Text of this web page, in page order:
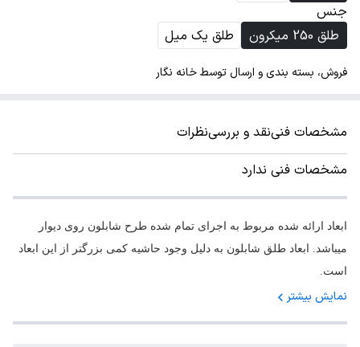
جنس
طلق 250 میکرون
طلق یک میل
فروش، بسته بندی و ارسال توسط خانه نگار
مشخصات فنینقد و بررسینظرات
مشخصات فنی ندارد
ابعاد ارائه شده مربوط به اجرای تمام شده طرح شابلون روی دیوار
میباشد. ابعاد طلق شابلون به دلیل وجود حاشیه کمی بزرگتر از این ابعاد
است.
نمایش بیشتر